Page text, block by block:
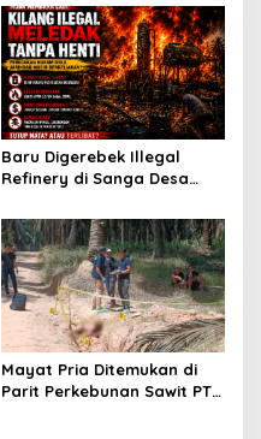
Subsidi untuk Ringankan
Beban Warga
Baru Digerebek Illegal
Refinery di Sanga Desa
Hukum Dipertanyakan
Mayat Pria Ditemukan di
Parit Perkebunan Sawit PT